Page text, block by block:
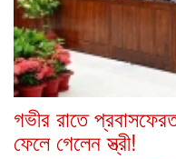
গভীর রাতে
ফেলে গেলেন স্ত্রী!